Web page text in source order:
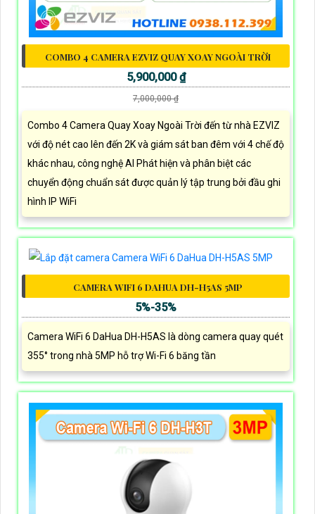
COMBO 4 CAMERA EZVIZ QUAY XOAY NGOÀI TRỜI
5,900,000 ₫
7,000,000 ₫
Combo 4 Camera Quay Xoay Ngoài Trời đến từ nhà EZVIZ
với độ nét cao lên đến 2K và giám sát ban đêm với 4 chế độ
khác nhau, công nghệ AI Phát hiện và phân biệt các
chuyển động chuẩn sát được quản lý tập trung bởi đầu ghi
hình IP WiFi
CAMERA WIFI 6 DAHUA DH-H5AS 5MP
5%-35%
Camera WiFi 6 DaHua DH-H5AS là dòng camera quay quét
355° trong nhà 5MP hỗ trợ Wi-Fi 6 băng tần